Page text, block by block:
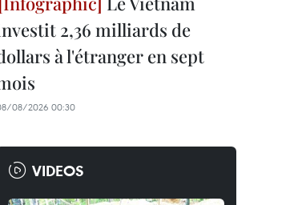
2,36 milliards de
à l'étranger en sept
08/2026 00:30
VIDEOS